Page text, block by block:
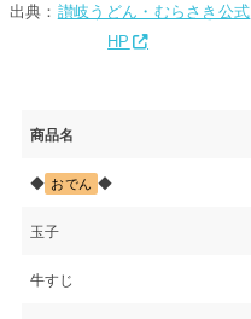
出典： 讃岐うどん・むらさき公式
HP
商品名
◆ おでん ◆
玉子
牛すじ